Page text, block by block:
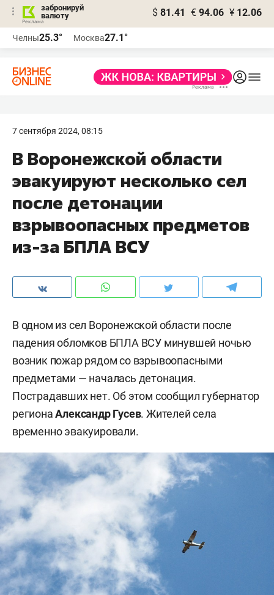
забронируй
валюту
$ 81.41 € 94.06 ¥ 12.06
Челны25.3° Москва27.1°
7 сентября 2024, 08:15
В Воронежской области
эвакуируют несколько сел
после детонации
взрывоопасных предметов
из-за БПЛА ВСУ
В одном из сел Воронежской области после
падения обломков БПЛА ВСУ минувшей ночью
возник пожар рядом со взрывоопасными
предметами — началась детонация.
Пострадавших нет. Об этом сообщил губернатор
регионаАлександр Гусев. Жителей села
временно эвакуировали.